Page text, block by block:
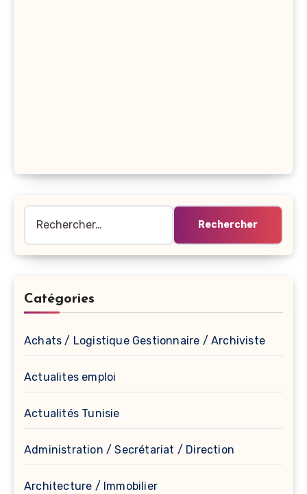
Catégories
Achats / Logistique Gestionnaire / Archiviste
Actualites emploi
Actualités Tunisie
Administration / Secrétariat / Direction
Architecture / Immobilier